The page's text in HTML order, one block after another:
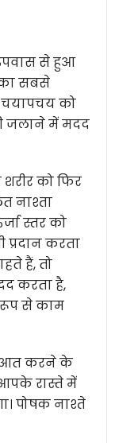
उपवास से हुआ
सबसे
चयापचय को
जलाने में मदद
को फिर
नाश्ता
स्तर को
प्रदान करता
हैं, तो
करता है,
रूप से काम
करने के
रास्ते में
पोषक नाश्ते